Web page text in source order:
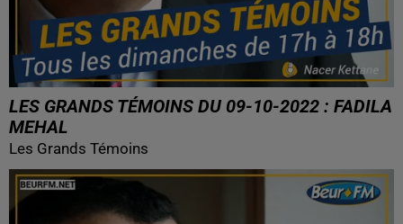
LES GRANDS TÉMOINS DU 09-10-2022 : FADILA
MEHAL
Les Grands Témoins